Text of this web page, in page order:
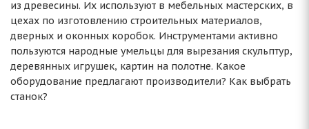
из древесины. Их используют в мебельных мастерских, в
цехах по изготовлению строительных материалов,
дверных и оконных коробок. Инструментами активно
пользуются народные умельцы для вырезания скульптур,
деревянных игрушек, картин на полотне. Какое
оборудование предлагают производители? Как выбрать
станок?